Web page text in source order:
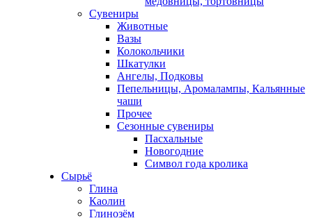
Сувениры
Животные
Вазы
Колокольчики
Шкатулки
Ангелы, Подковы
Пепельницы, Аромалампы, Кальянные
чаши
Прочее
Сезонные сувениры
Пасхальные
Новогодние
Символ года кролика
Сырьё
Глина
Каолин
Глинозём